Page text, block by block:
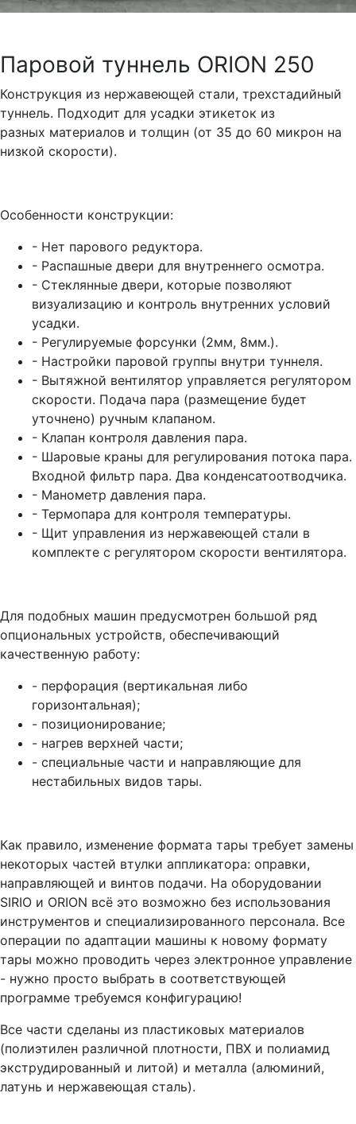
Паровой туннель ORION 250
Конструкция из нержавеющей стали, трехстадийный
туннель. Подходит для усадки этикеток из
разных материалов и толщин (от 35 до 60 микрон на
низкой скорости).
Особенности конструкции:
- Нет парового редуктора.
- Распашные двери для внутреннего осмотра.
- Стеклянные двери, которые позволяют
визуализацию и контроль внутренних условий
усадки.
- Регулируемые форсунки (2мм, 8мм.).
- Настройки паровой группы внутри туннеля.
- Вытяжной вентилятор управляется регулятором
скорости. Подача пара (размещение будет
уточнено) ручным клапаном.
- Клапан контроля давления пара.
- Шаровые краны для регулирования потока пара.
Входной фильтр пара. Два конденсатоотводчика.
- Манометр давления пара.
- Термопара для контроля температуры.
- Щит управления из нержавеющей стали в
комплекте с регулятором скорости вентилятора.
Для подобных машин предусмотрен большой ряд
опциональных устройств, обеспечивающий
качественную работу:
- перфорация (вертикальная либо
горизонтальная);
- позиционирование;
- нагрев верхней части;
- специальные части и направляющие для
нестабильных видов тары.
Как правило, изменение формата тары требует замены
некоторых частей втулки аппликатора: оправки,
направляющей и винтов подачи. На оборудовании
SIRIO и ORION всё это возможно без использования
инструментов и специализированного персонала. Все
операции по адаптации машины к новому формату
тары можно проводить через электронное управление
- нужно просто выбрать в соответствующей
программе требуемся конфигурацию!
Все части сделаны из пластиковых материалов
(полиэтилен различной плотности, ПВХ и полиамид
экструдированный и литой) и металла (алюминий,
латунь и нержавеющая сталь).